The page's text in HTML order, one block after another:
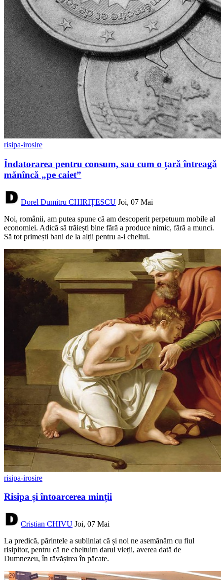
risipa-irosire
Îndatorarea pentru consum, sau cum o țară întreagă
mănîncă „pe caiet”
Dorel Dumitru CHIRIȚESCU Joi, 07 Mai
Noi, românii, am putea spune că am descoperit perpetuum mobile al
economiei. Adică să trăiești bine fără a produce nimic, fără a munci.
Să tot primești bani de la alții pentru a-i cheltui.
risipa-irosire
Risipa și întoarcerea minții
Cristian CHIVU Joi, 07 Mai
La predică, părintele a subliniat că și noi ne asemănăm cu fiul
risipitor, pentru că ne cheltuim darul vieții, averea dată de
Dumnezeu, în răvășirea în păcate.